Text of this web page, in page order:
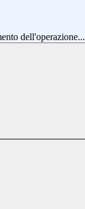
dell'operazione...